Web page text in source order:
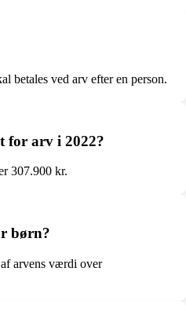
betales ved arv efter en person.
for arv i 2022?
307.900 kr.
børn?
arvens værdi over